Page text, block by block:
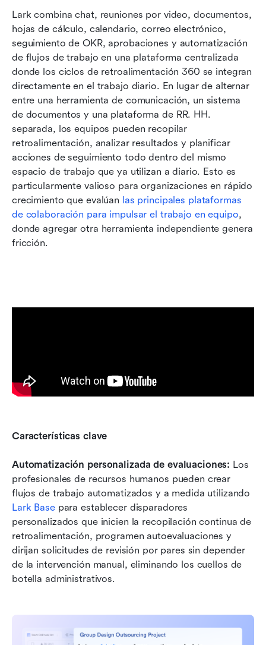
Lark combina chat, reuniones por video, documentos,
hojas de cálculo, calendario, correo electrónico,
seguimiento de OKR, aprobaciones y automatización
de flujos de trabajo en una plataforma centralizada
donde los ciclos de retroalimentación 360 se integran
directamente en el trabajo diario. En lugar de alternar
entre una herramienta de comunicación, un sistema
de documentos y una plataforma de RR. HH.
separada, los equipos pueden recopilar
retroalimentación, analizar resultados y planificar
acciones de seguimiento todo dentro del mismo
espacio de trabajo que ya utilizan a diario. Esto es
particularmente valioso para organizaciones en rápido
crecimiento que evalúan las principales plataformas
de colaboración para impulsar el trabajo en equipo,
donde agregar otra herramienta independiente genera
fricción.
Características clave
Automatización personalizada de evaluaciones: Los
profesionales de recursos humanos pueden crear
Lark Base para establecer disparadores
personalizados que inicien la recopilación continua de
retroalimentación, programen autoevaluaciones y
dirijan solicitudes de revisión por pares sin depender
de la intervención manual, eliminando los cuellos de
botella administrativos.